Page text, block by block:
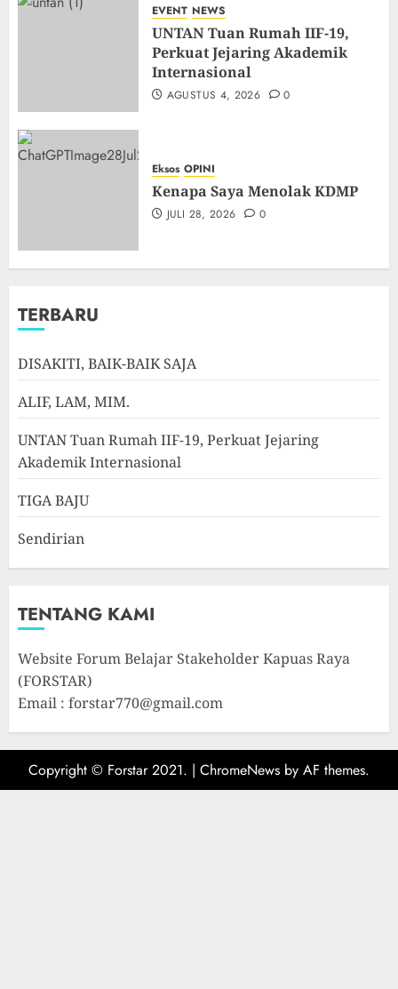
EVENT NEWS
UNTAN Tuan Rumah IIF-19,
Perkuat Jejaring Akademik
Internasional
AGUSTUS 4, 2026 0
Eksos OPINI
Kenapa Saya Menolak KDMP
JULI 28, 2026 0
TERBARU
DISAKITI, BAIK-BAIK SAJA
ALIF, LAM, MIM.
UNTAN Tuan Rumah IIF-19, Perkuat Jejaring
Akademik Internasional
TIGA BAJU
Sendirian
TENTANG KAMI
Website Forum Belajar Stakeholder Kapuas Raya
(FORSTAR)
Email : forstar770@gmail.com
Copyright © Forstar 2021. | ChromeNews by AF themes.